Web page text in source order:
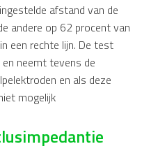
afstand van de
andere op 62 procent van
een rechte lijn. De test
neemt tevens de
en als deze
mogelijk